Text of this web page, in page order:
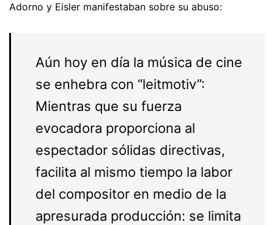
Adorno y Eisler manifestaban sobre su abuso:
Aún hoy en día la música de cine
se enhebra con “leitmotiv”:
Mientras que su fuerza
evocadora proporciona al
espectador sólidas directivas,
facilita al mismo tiempo la labor
del compositor en medio de la
apresurada producción: se limita